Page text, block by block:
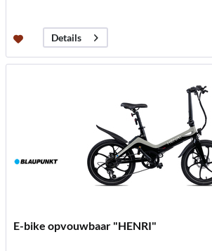
Details
E-bike opvouwbaar "HENRI"